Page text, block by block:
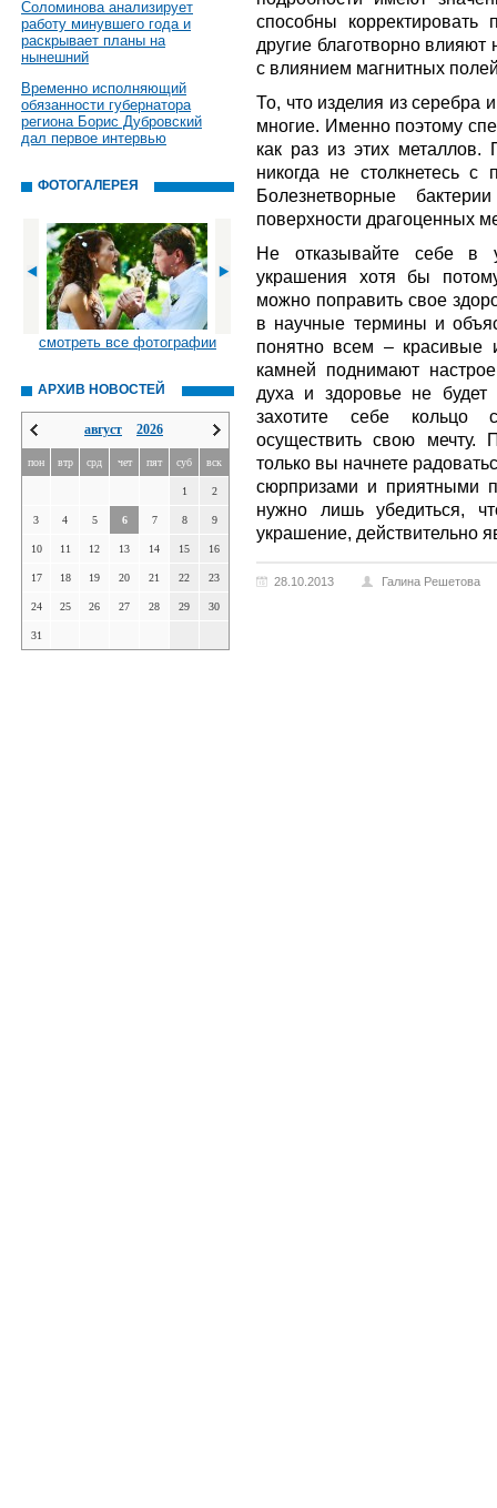
Соломинова анализирует
работу минувшего года и
раскрывает планы на
нынешний
Временно исполняющий
обязанности губернатора
региона Борис Дубровский
дал первое интервью
ФОТОГАЛЕРЕЯ
смотреть все фотографии
АРХИВ НОВОСТЕЙ
август 2026
пон втр срд чет пят суб вск
1 2
3 4 5 6 7 8 9
10 11 12 13 14 15 16
17 18 19 20 21 22 23
24 25 26 27 28 29 30
31
способны корректировать
другие благотворно
с влиянием магнитных
То, что изделия из серебра
многие. Именно поэтому
как раз из этих
никогда не столкнетесь с
Болезнетворные
поверхности драгоценных
Не отказывайте себе в
украшения хотя бы
можно поправить свое
в научные термины и
понятно всем – красивые
камней поднимают
духа и здоровье не
захотите себе кольцо
осуществить свою мечту.
только вы начнете
сюрпризами и приятными
нужно лишь убедиться,
украшение, действительно
28.10.2013 Галина Решетова